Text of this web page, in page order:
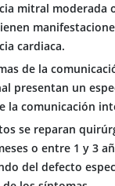
mitral moderada
cardiaca.
de la
presentan un
la comunicación
se reparan
o entre 1 y 3
del defecto